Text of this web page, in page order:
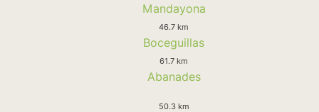
Mandayona
46.7 km
Boceguillas
61.7 km
Abanades
50.3 km